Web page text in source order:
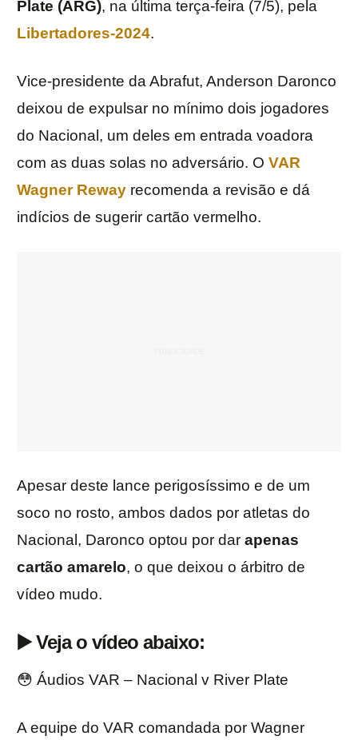
Plate (ARG), na última terça-feira (7/5), pela
Libertadores-2024.
Vice-presidente da Abrafut, Anderson Daronco
deixou de expulsar no mínimo dois jogadores
do Nacional, um deles em entrada voadora
com as duas solas no adversário. O VAR
Wagner Reway recomenda a revisão e dá
indícios de sugerir cartão vermelho.
Apesar deste lance perigosíssimo e de um
soco no rosto, ambos dados por atletas do
Nacional, Daronco optou por dar apenas
cartão amarelo, o que deixou o árbitro de
vídeo mudo.
▶️ Veja o vídeo abaixo:
😳 Áudios VAR – Nacional v River Plate
A equipe do VAR comandada por Wagner